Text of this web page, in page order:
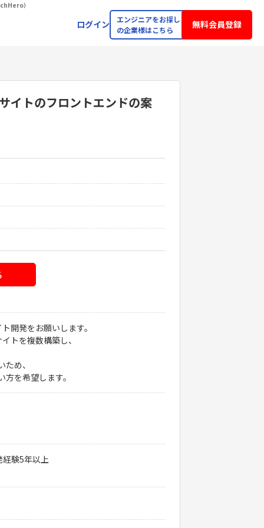
）
ログイン
エンジニアをお探し
の企業様はこちら
無料会員登録
イトのフロントエンドの案
開発をお願いします。
トを複数構築し、
め、
を希望します。
経験5年以上